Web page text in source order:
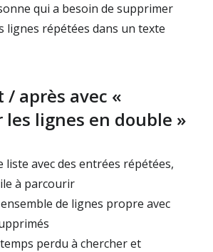
qui a besoin de supprimer
lignes répétées dans un texte
/ après avec «
les lignes en double »
liste avec des entrées répétées,
à parcourir
de lignes propre avec
perdu à chercher et